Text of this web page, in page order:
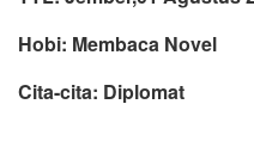
Hobi: Membaca Novel
Cita-cita: Diplomat